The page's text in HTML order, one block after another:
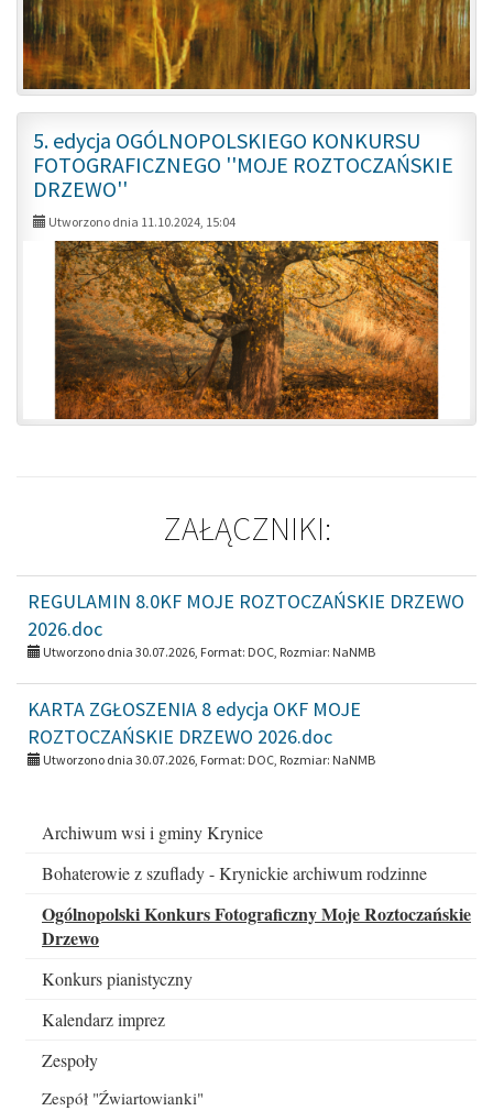
5. edycja OGÓLNOPOLSKIEGO KONKURSU
FOTOGRAFICZNEGO ''MOJE ROZTOCZAŃSKIE
DRZEWO''
Utworzono dnia 11.10.2024, 15:04
ZAŁĄCZNIKI:
REGULAMIN 8.0KF MOJE ROZTOCZAŃSKIE DRZEWO
2026.doc
Utworzono dnia 30.07.2026, Format: DOC, Rozmiar: NaNMB
KARTA ZGŁOSZENIA 8 edycja OKF MOJE
ROZTOCZAŃSKIE DRZEWO 2026.doc
Utworzono dnia 30.07.2026, Format: DOC, Rozmiar: NaNMB
Menu
boczne
Archiwum wsi i gminy Krynice
Bohaterowie z szuflady - Krynickie archiwum rodzinne
Ogólnopolski Konkurs Fotograficzny Moje Roztoczańskie
Drzewo
Konkurs pianistyczny
Kalendarz imprez
Zespoły
Zespół "Źwiartowianki"